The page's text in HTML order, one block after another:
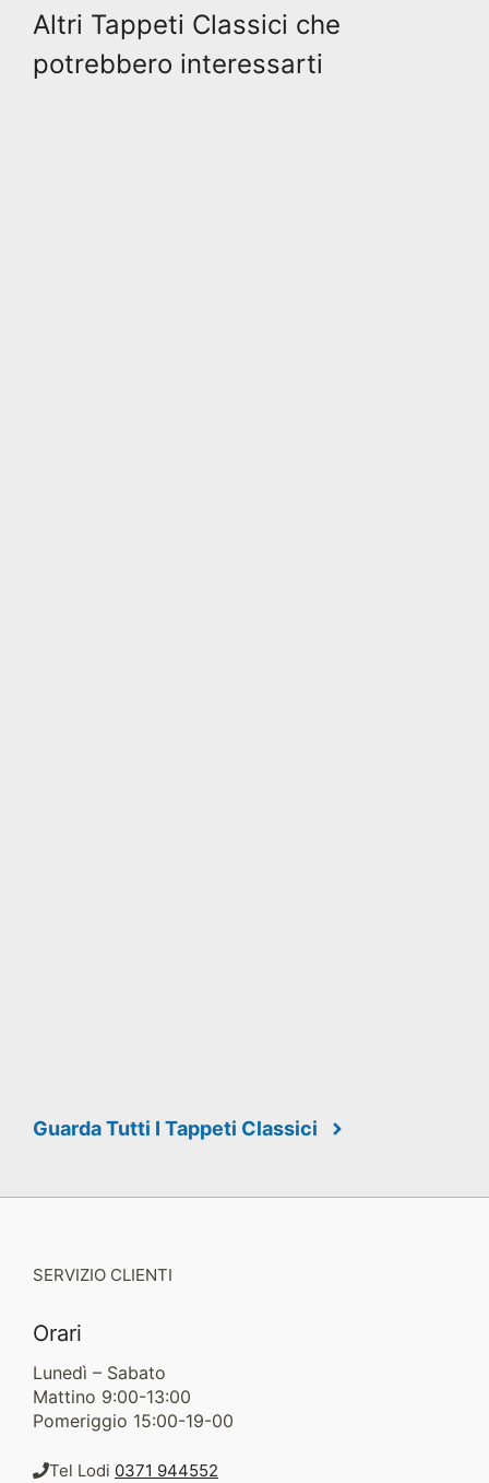
Altri Tappeti Classici che
potrebbero interessarti
Guarda Tutti I Tappeti Classici
SERVIZIO CLIENTI
Orari
Lunedì – Sabato
Mattino 9:00-13:00
Pomeriggio 15:00-19-00
Tel Lodi 0371 944552